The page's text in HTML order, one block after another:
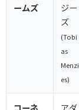
ームズ
ジー
ズ
(Tobi
as
Menzi
es)
コーネ
アダ